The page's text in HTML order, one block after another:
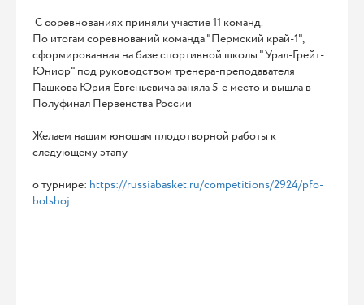
С соревнованиях приняли участие 11 команд.
По итогам соревнований команда "Пермский край-1",
сформированная на базе спортивной школы "Урал-Грейт-
Юниор" под руководством тренера-преподавателя
Пашкова Юрия Евгеньевича заняла 5-е место и вышла в
Полуфинал Первенства России
Желаем нашим юношам плодотворной работы к
следующему этапу
о турнире: https://russiabasket.ru/competitions/2924/pfo-
bolshoj..